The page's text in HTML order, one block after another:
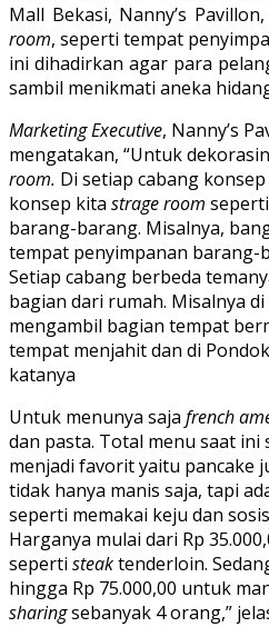
Mall Bekasi, Nanny’s
room, seperti tempat
ini dihadirkan agar para
sambil menikmati aneka
Marketing Executive, Nanny’s
mengatakan, “Untuk
room. Di setiap cabang
konsep kita strage room
barang-barang. Misalnya,
tempat penyimpanan barang-
Setiap cabang berbeda
bagian dari rumah. Misalnya
mengambil bagian tempat
tempat menjahit dan di
katanya
Untuk menunya saja french
dan pasta. Total menu saat ini
menjadi favorit yaitu pancake
tidak hanya manis saja, tapi
seperti memakai keju dan
Harganya mulai dari Rp
seperti steaktenderloin.
hingga Rp 75.000,00 untuk
sharingsebanyak 4 orang,”